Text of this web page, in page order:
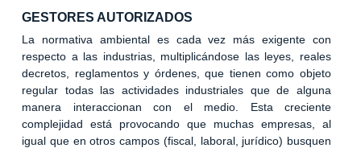
GESTORES AUTORIZADOS
La normativa ambiental es cada vez más exigente con
respecto a las industrias, multiplicándose las leyes, reales
decretos, reglamentos y órdenes, que tienen como objeto
regular todas las actividades industriales que de alguna
manera interaccionan con el medio. Esta creciente
complejidad está provocando que muchas empresas, al
igual que en otros campos (fiscal, laboral, jurídico) busquen